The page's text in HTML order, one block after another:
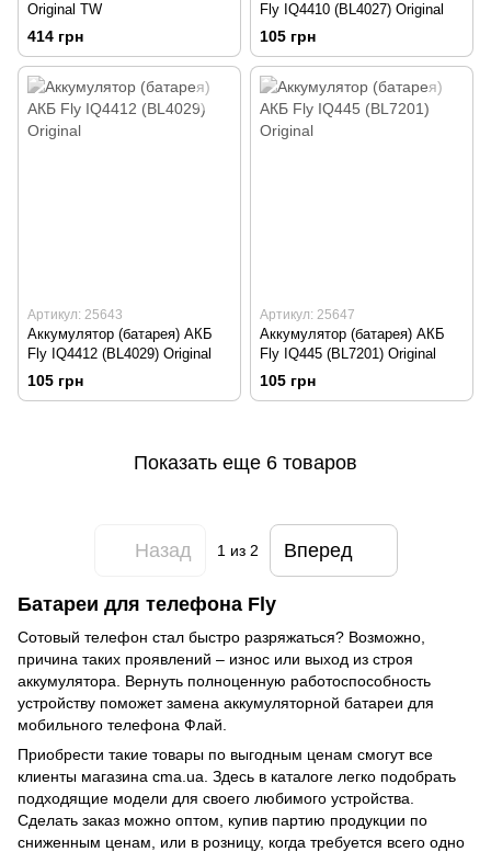
Original TW
414 грн
Fly IQ4410 (BL4027) Original
105 грн
Артикул: 25643
Аккумулятор (батарея) АКБ
Fly IQ4412 (BL4029) Original
105 грн
Артикул: 25647
Аккумулятор (батарея) АКБ
Fly IQ445 (BL7201) Original
105 грн
Показать еще 6 товаров
Назад 1из 2 Вперед
Батареи для телефона Fly
Сотовый телефон стал быстро разряжаться? Возможно,
причина таких проявлений – износ или выход из строя
аккумулятора. Вернуть полноценную работоспособность
устройству поможет замена аккумуляторной батареи для
мобильного телефона Флай.
Приобрести такие товары по выгодным ценам смогут все
клиенты магазина cma.ua . Здесь в каталоге легко подобрать
подходящие модели для своего любимого устройства.
Сделать заказ можно оптом, купив партию продукции по
сниженным ценам, или в розницу, когда требуется всего одно